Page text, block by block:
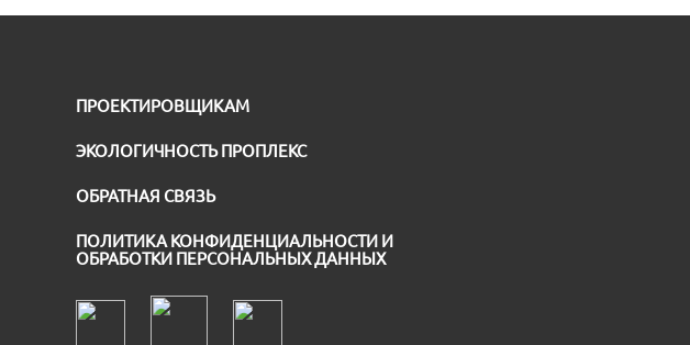
ПРОЕКТИРОВЩИКАМ
ЭКОЛОГИЧНОСТЬ ПРОПЛЕКС
ОБРАТНАЯ СВЯЗЬ
ПОЛИТИКА КОНФИДЕНЦИАЛЬНОСТИ И
ОБРАБОТКИ ПЕРСОНАЛЬНЫХ ДАННЫХ